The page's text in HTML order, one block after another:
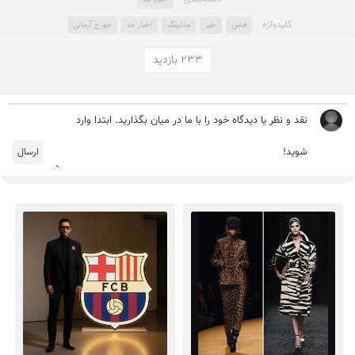
کلید‌واژه فشن خبر مدلینگ اخبار مد جورج آرمانی
233 بازدید